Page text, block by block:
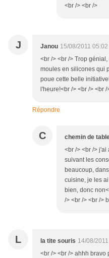
<br /> <br />
J Janou 15/08/2011 05:02
<br /> <br /> Trop
moules en silicones qui
poue cette belle
l'heure!<br /> <br /> <br
Répondre
C chemin de
<br /> <br />
suivant les
beaucoup,
cuisine, je les
bien, donc
/> <br /> <br />
L la tite souris 14/08/
<br /> <br /> ahhh bravo